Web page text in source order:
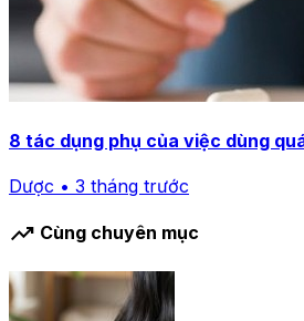
8 tác dụng phụ của việc dùng
Dược • 3 tháng trước
trending_up Cùng chuyên mục